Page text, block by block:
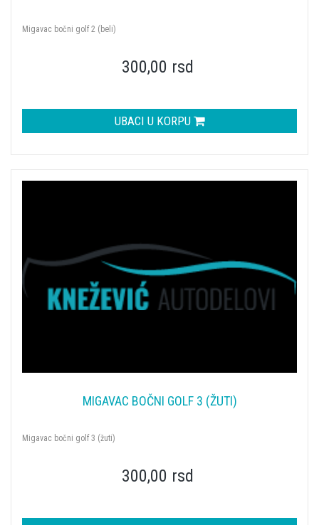
Migavac bočni golf 2 (beli)
300,00 rsd
UBACI U KORPU
MIGAVAC BOČNI GOLF 3 (ŽUTI)
Migavac bočni golf 3 (žuti)
300,00 rsd